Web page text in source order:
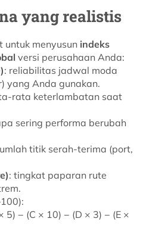
yang realistis
untuk menyusun indeks
versi perusahaan Anda:
: reliabilitas jadwal moda
yang Anda gunakan.
rata keterlambatan saat
sering performa berubah
titik serah-terima (port,
: tingkat paparan rute
5) − (C × 10) − (D × 3) − (E ×